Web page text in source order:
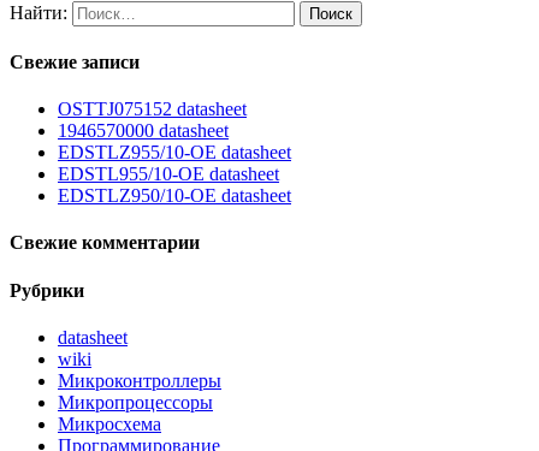
Найти:
Свежие записи
OSTTJ075152 datasheet
1946570000 datasheet
EDSTLZ955/10-OE datasheet
EDSTL955/10-OE datasheet
EDSTLZ950/10-OE datasheet
Свежие комментарии
Рубрики
datasheet
wiki
Микроконтроллеры
Микропроцессоры
Микросхема
Программирование